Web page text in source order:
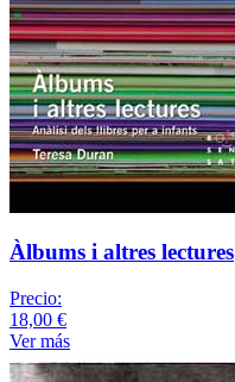
Àlbums i altres lectures
Precio:
18,00 €
Ver más